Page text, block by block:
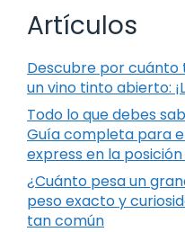
Artículos
Descubre por
un vino tinto abierto:
Todo lo que debes
Guía completa para
express en la posición
¿Cuánto pesa un
peso exacto y
tan común